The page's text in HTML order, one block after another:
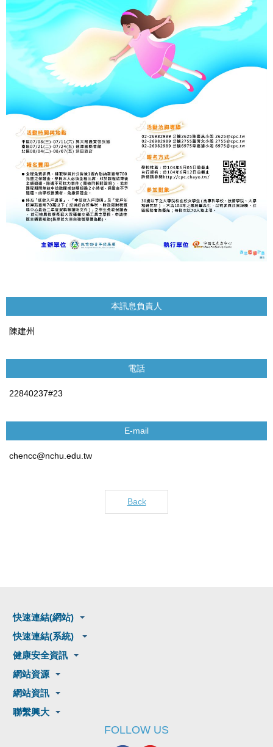
本訊息負責人
陳建州
電話
22840237#23
E-mail
chencc@nchu.edu.tw
Back
快速連結(網站)
快速連結(系統)
健康安全資訊
網站資源
網站資訊
聯繫興大
FOLLOW US